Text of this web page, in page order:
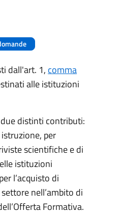
dall'art. 1, comma
alle istituzioni
distinti contributi:
per
scientifiche e di
istituzioni
l’acquisto di
nell’ambito di
Formativa.